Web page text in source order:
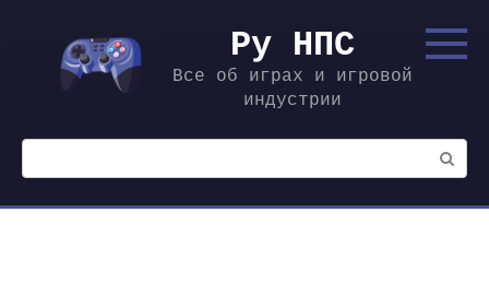
контенту
Ру НПС
Все об играх и игровой
индустрии
Поиск: